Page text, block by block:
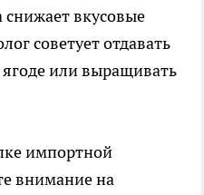
снижает вкусовые
советует отдавать
или выращивать
импортной
внимание на